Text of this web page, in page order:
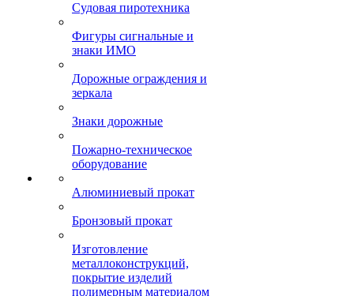
Судовая пиротехника
Фигуры сигнальные и
знаки ИМО
Дорожные ограждения и
зеркала
Знаки дорожные
Пожарно-техническое
оборудование
Алюминиевый прокат
Бронзовый прокат
Изготовление
металлоконструкций,
покрытие изделий
полимерным материалом